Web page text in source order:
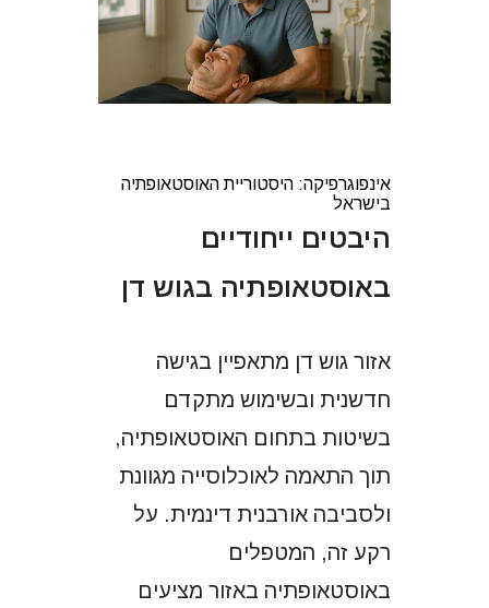
אינפוגרפיקה: היסטוריית האוסטאופתיה
בישראל
היבטים ייחודיים
באוסטאופתיה בגוש דן
אזור גוש דן מתאפיין בגישה
חדשנית ובשימוש מתקדם
בשיטות בתחום האוסטאופתיה,
תוך התאמה לאוכלוסייה מגוונת
ולסביבה אורבנית דינמית. על
רקע זה, המטפלים
באוסטאופתיה באזור מציעים